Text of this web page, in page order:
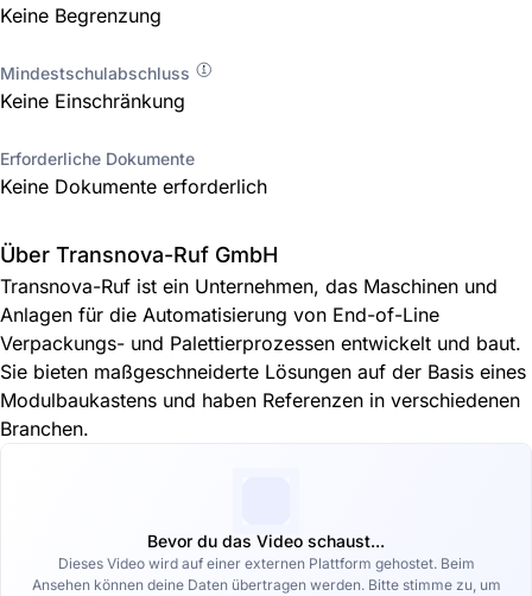
Keine Begrenzung
Mindestschulabschluss
Keine Einschränkung
Erforderliche Dokumente
Keine Dokumente erforderlich
Über Transnova-Ruf GmbH
Transnova-Ruf ist ein Unternehmen, das Maschinen und
Anlagen für die Automatisierung von End-of-Line
Verpackungs- und Palettierprozessen entwickelt und baut.
Sie bieten maßgeschneiderte Lösungen auf der Basis eines
Modulbaukastens und haben Referenzen in verschiedenen
Branchen.
Bevor du das Video schaust...
Dieses Video wird auf einer externen Plattform gehostet. Beim
Ansehen können deine Daten übertragen werden. Bitte stimme zu, um